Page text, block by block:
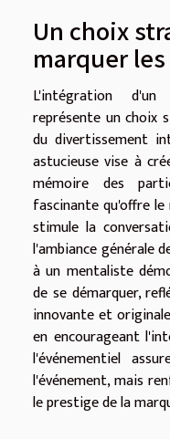
Un choix
marquer
L'intégration
représente un choix
du divertissement
astucieuse vise à
mémoire des
fascinante qu'offre
stimule la
l'ambiance générale
à un mentaliste
de se démarquer,
innovante et
en encourageant
l'événementiel
l'événement, mais
le prestige de la